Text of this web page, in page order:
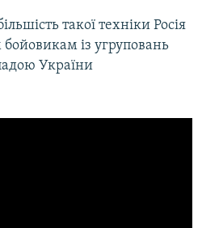
такої техніки Росія
із угруповань
України